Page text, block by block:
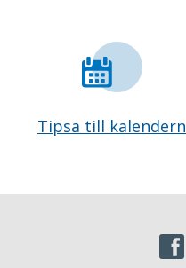
Tipsa till kalendern